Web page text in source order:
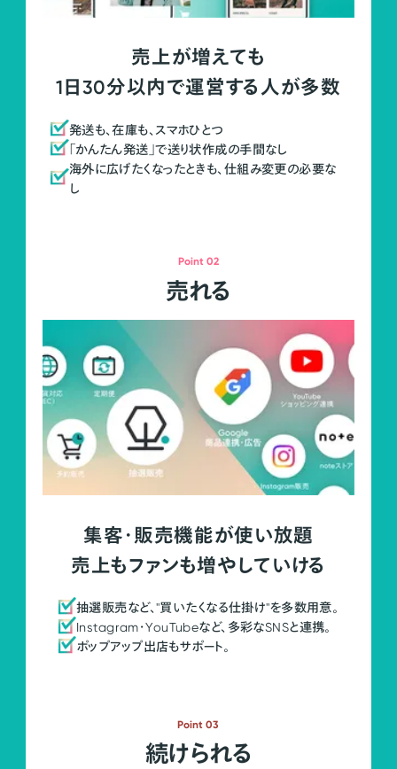
売上が増えても
1日30分以内で運営する人が多数
発送も、在庫も、スマホひとつ
「かんたん発送」で送り状作成の手間なし
海外に広げたくなったときも、仕組み変更の必要な
し
Point 02
売れる
集客・販売機能が使い放題
売上もファンも増やしていける
抽選販売など、"買いたくなる仕掛け"を多数用意。
Instagram・YouTubeなど、多彩なSNSと連携。
ポップアップ出店もサポート。
Point 03
続けられる